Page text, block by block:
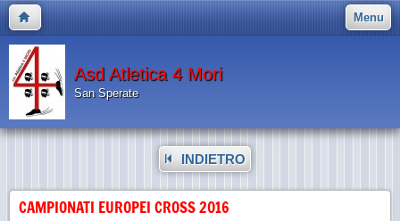
Menu
Asd Atletica 4 Mori
San Sperate
INDIETRO
CAMPIONATI EUROPEI CROSS 2016